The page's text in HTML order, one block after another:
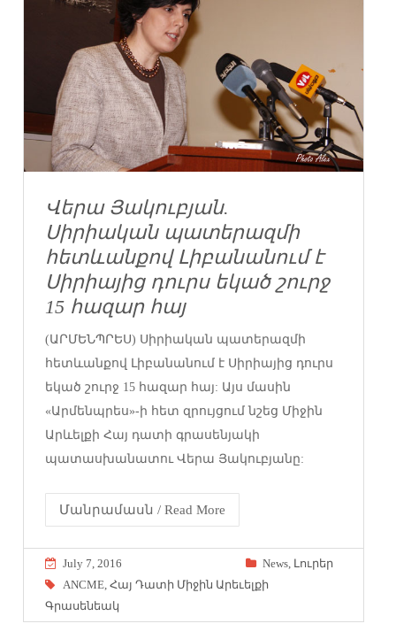
Վերա Յակուբյան.
Սիրիական պատերազմի
հետևանքով Լիբանանում է
Սիրիայից դուրս եկած շուրջ
15 հազար հայ
(ԱՐՄԵՆՊՐԵՍ) Սիրիական պատերազմի
հետևանքով Լիբանանում է Սիրիայից դուրս
եկած շուրջ 15 հազար հայ: Այս մասին
«Արմենպրես»-ի հետ զրույցում նշեց Միջին
Արևելքի Հայ դատի գրասենյակի
պատասխանատու Վերա Յակուբյանը:
Մանրամասն / Read More
July 7, 2016 News, Լուրեր
ANCME ,Հայ Դատի Միջին Արեւելքի
Գրասենեակ